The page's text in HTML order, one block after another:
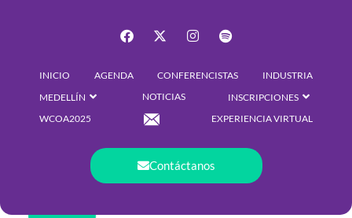
INICIO AGENDA CONFERENCISTAS INDUSTRIA
MEDELLÍN NOTICIAS INSCRIPCIONES
WCOA2025 EXPERIENCIA VIRTUAL
Contáctanos